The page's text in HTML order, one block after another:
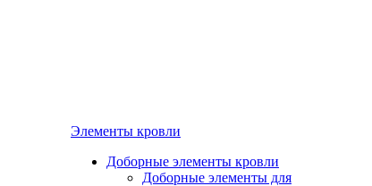
Элементы кровли
Доборные элементы кровли
Доборные элементы для